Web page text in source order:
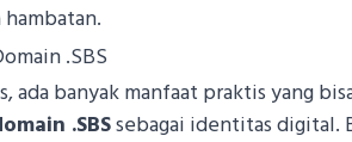
.SBS
ada banyak manfaat praktis yang
.SBSsebagai identitas digital.